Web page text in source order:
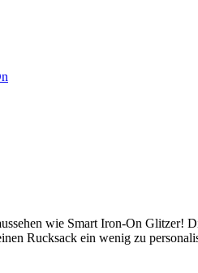
wie Smart Iron-On Glitzer!
Rucksack ein wenig zu